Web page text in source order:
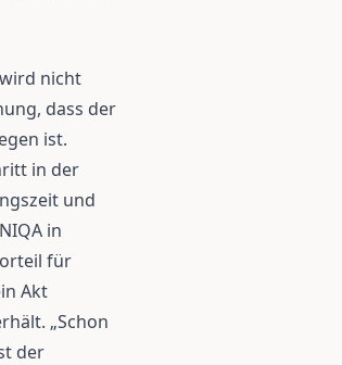
nicht
dass der
ist.
in der
und
in
für
Akt
„Schon
der